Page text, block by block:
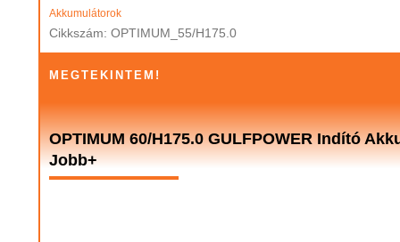
Akkumulátorok
Cikkszám: OPTIMUM_55/H175.0
MEGTEKINTEM!
OPTIMUM 60/H175.0 GULFPOWER Indító
Jobb+